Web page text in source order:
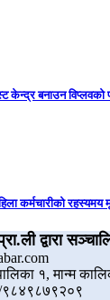
केन्द्र बनाउन विप्लवको
कर्मचारीको रहस्यमय
द्वारा
१, मान्म